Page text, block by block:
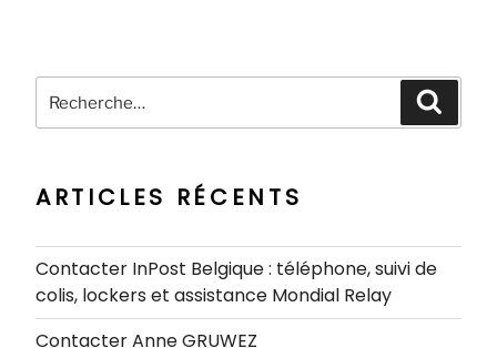
pour
ARTICLES RÉCENTS
Contacter InPost Belgique : téléphone, suivi de
colis, lockers et assistance Mondial Relay
Contacter Anne GRUWEZ